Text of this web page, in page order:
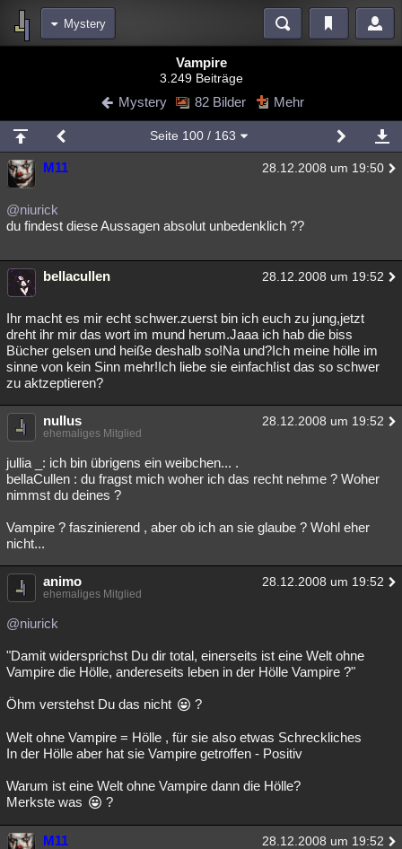
Mystery
Blogs Videos
Chat Wiki Neuigkeiten
meine Rubriken
Menschen Mystery Kriminalfälle
Spiritualität
weitere Rubriken
Philosophie
Astronomie Helpdesk Gruppen Gaming Filme
Musik Clash Verbesserungen Allmystery English
Übersichten
Besucht Geschlossen
Lesenswert Schlüsselwörter
Vampire
3.249 Beiträge
Mystery 82 Bilder Mehr
Seite 100/ 163
M11 28.12.2008 um 19:50
@niurick
du findest diese Aussagen absolut unbedenklich ??
bellacullen 28.12.2008 um 19:52
Ihr macht es mir echt schwer.zuerst bin ich euch zu jung,jetzt
dreht ihr mir das wort im mund herum.Jaaa ich hab die biss
Bücher gelsen und heiße deshalb so!Na und?Ich meine hölle im
sinne von kein Sinn mehr!Ich liebe sie einfach!ist das so schwer
zu aktzeptieren?
nullus 28.12.2008 um 19:52
ehemaliges Mitglied
jullia _: ich bin übrigens ein weibchen... .
bellaCullen : du fragst mich woher ich das recht nehme ? Woher
nimmst du deines ?
Vampire ? faszinierend , aber ob ich an sie glaube ? Wohl eher
nicht...
animo 28.12.2008 um 19:52
ehemaliges Mitglied
@niurick
"Damit widersprichst Du dir total, einerseits ist eine Welt ohne
Vampire die Hölle, andereseits leben in der Hölle Vampire ?"
Öhm verstehst Du das nicht ?
Welt ohne Vampire = Hölle , für sie also etwas Schreckliches
In der Hölle aber hat sie Vampire getroffen - Positiv
Warum ist eine Welt ohne Vampire dann die Hölle?
Merkste was
?
M11 28.12.2008 um 19:52